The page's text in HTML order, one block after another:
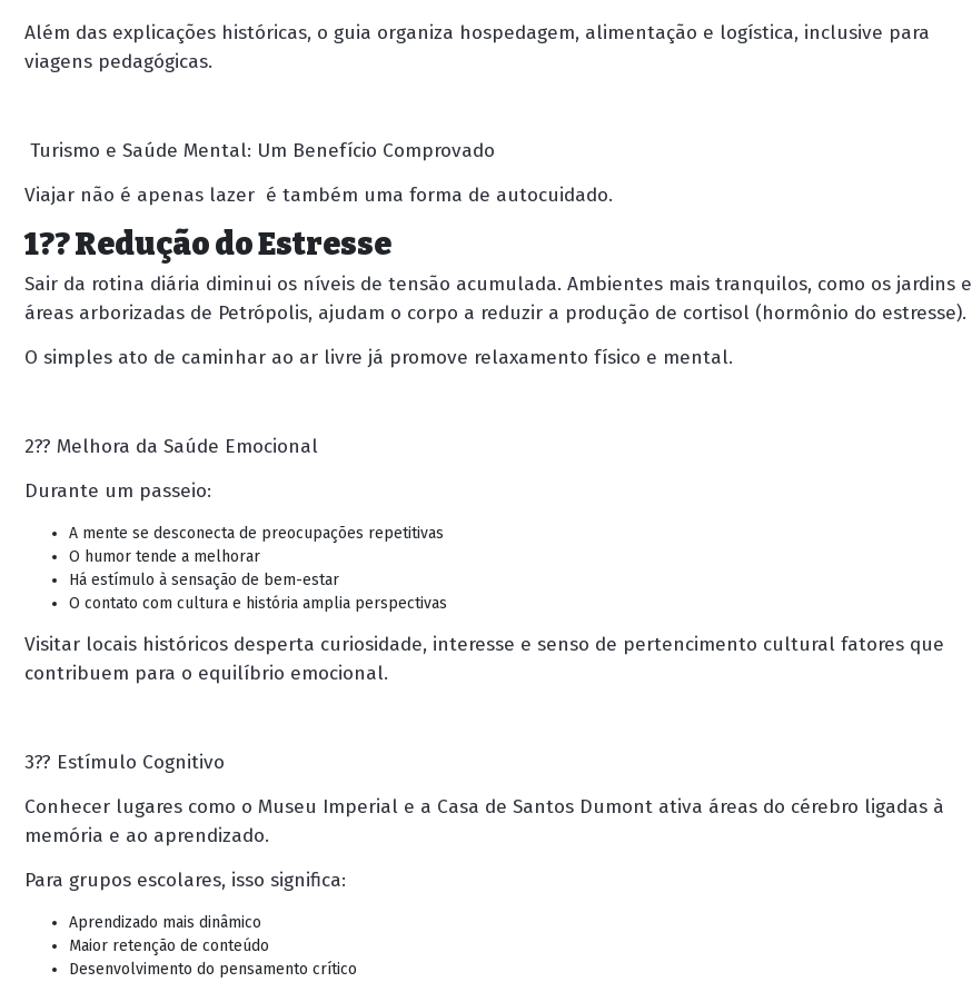
Além das explicações históricas, o guia organiza hospedagem, alimentação e logística, inclusive para
viagens pedagógicas.
Turismo e Saúde Mental: Um Benefício Comprovado
Viajar não é apenas lazer é também uma forma de autocuidado.
1?? Redução do Estresse
Sair da rotina diária diminui os níveis de tensão acumulada. Ambientes mais tranquilos, como os jardins e
áreas arborizadas de Petrópolis, ajudam o corpo a reduzir a produção de cortisol (hormônio do estresse).
O simples ato de caminhar ao ar livre já promove relaxamento físico e mental.
2?? Melhora da Saúde Emocional
Durante um passeio:
A mente se desconecta de preocupações repetitivas
O humor tende a melhorar
Há estímulo à sensação de bem-estar
O contato com cultura e história amplia perspectivas
Visitar locais históricos desperta curiosidade, interesse e senso de pertencimento cultural fatores que
contribuem para o equilíbrio emocional.
3?? Estímulo Cognitivo
Conhecer lugares como o Museu Imperial e a Casa de Santos Dumont ativa áreas do cérebro ligadas à
memória e ao aprendizado.
Para grupos escolares, isso significa:
Aprendizado mais dinâmico
Maior retenção de conteúdo
Desenvolvimento do pensamento crítico